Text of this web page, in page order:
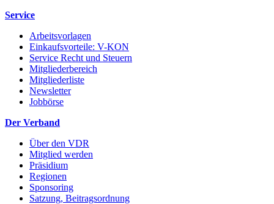
Service
Arbeitsvorlagen
Einkaufsvorteile: V-KON
Service Recht und Steuern
Mitgliederbereich
Mitgliederliste
Newsletter
Jobbörse
Der Verband
Über den VDR
Mitglied werden
Präsidium
Regionen
Sponsoring
Satzung, Beitragsordnung